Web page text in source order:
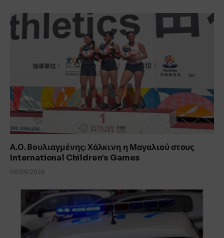
Α.Ο. Βουλιαγμένης: Χάλκινη η Μαγαλιού στους
International Children’s Games
06/08/2026